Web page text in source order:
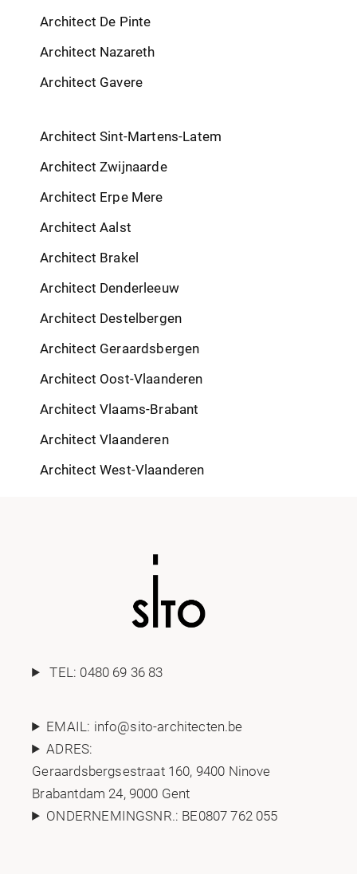
Architect De Pinte
Architect Nazareth
Architect Gavere
Architect Sint-Martens-Latem
Architect Zwijnaarde
Architect Erpe Mere
Architect Aalst
Architect Brakel
Architect Denderleeuw
Architect Destelbergen
Architect Geraardsbergen
Architect Oost-Vlaanderen
Architect Vlaams-Brabant
Architect Vlaanderen
Architect West-Vlaanderen
TEL: 0480 69 36 83
EMAIL: info@sito-architecten.be
ADRES:
Geraardsbergsestraat 160, 9400 Ninove
Brabantdam 24, 9000 Gent
ONDERNEMINGSNR.: BE0807 762 055